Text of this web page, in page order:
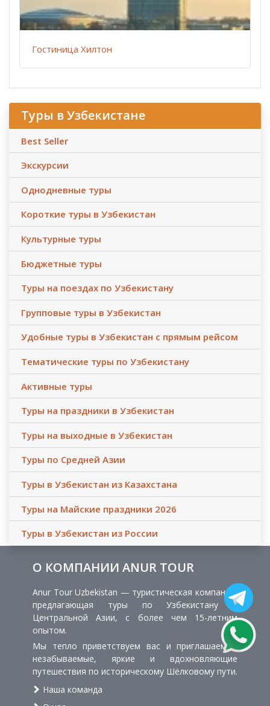
Гостиница Хилтон
Туры в Узбекистане
Best Seller
Экскурсии
Однодневные туры
Короткие туры в Узбекистан
Культурные туры
Бюджетные туры
Туры на поездах по Узбекистану
Групповые туры в Узбекистан
Удобные туры в Узбекистан с прямым рейсом
Тематические туры по Узбекистану
Активные туры
Туры на праздники в Узбекистан
Туры на выходные в Узбекистан
Туры по Средней Азии
Туры в Узбекистан из Казахстана
Туры на Майские праздники 2026
Туры в Узбекистан из России
О КОМПАНИИ ANUR TOUR
Anur Tour Uzbekistan — туристическая компания,
предлагающая туры по Узбекистану и
Центральной Азии, с более чем 15-летним
опытом.
Мы тепло приветствуем вас и приглашаем в
незабываемые, яркие и вдохновляющие
путешествия по историческому Шёлковому пути.
Наша команда